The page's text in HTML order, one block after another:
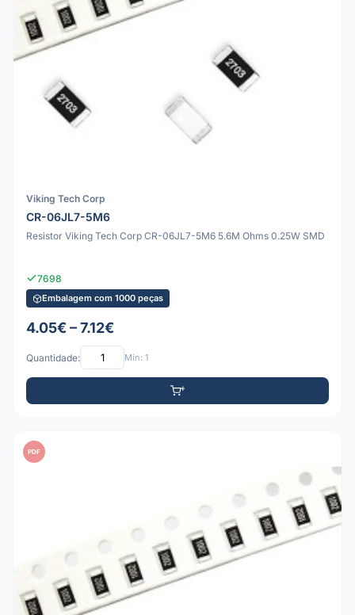
Viking Tech Corp
CR-06JL7-5M6
Resistor Viking Tech Corp CR-06JL7-5M6 5.6M Ohms 0.25W SMD
7698
Embalagem com 1000 peças
4.05€ – 7.12€
Quantidade: Mín: 1
PDF